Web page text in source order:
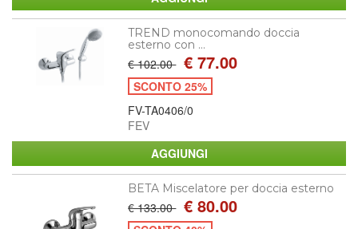
TREND monocomando doccia
esterno con ...
€ 102.00 € 77.00
SCONTO 25%
FV-TA0406/0
FEV
BETA Miscelatore per doccia esterno
€ 133.00 € 80.00